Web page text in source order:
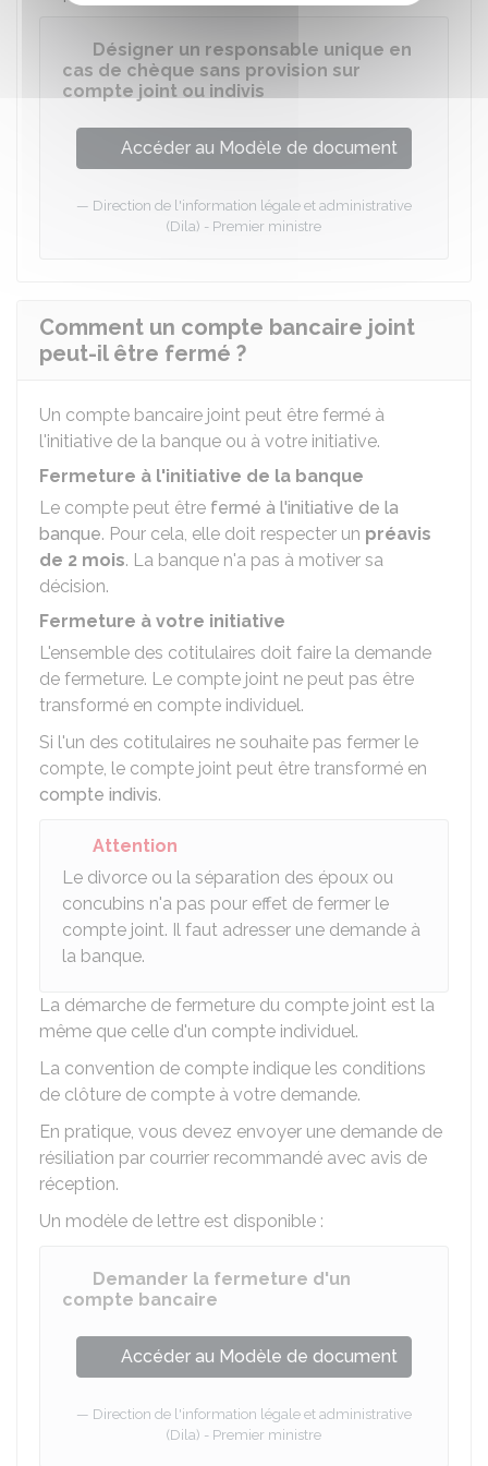
Désigner un responsable unique en
cas de chèque sans provision sur
compte joint ou indivis
Accéder au Modèle de document
Direction de l'information légale et administrative
(Dila) - Premier ministre
Comment un compte bancaire joint
peut-il être fermé ?
Un compte bancaire joint peut être fermé à
l'initiative de la banque ou à votre initiative.
Fermeture à l'initiative de la banque
Le compte peut être fermé à l'initiative de la
banque. Pour cela, elle doit respecter un préavis
de 2 mois. La banque n'a pas à motiver sa
décision.
Fermeture à votre initiative
L'ensemble des cotitulaires doit faire la demande
de fermeture. Le compte joint ne peut pas être
transformé en compte individuel.
Si l'un des cotitulaires ne souhaite pas fermer le
compte, le compte joint peut être transformé en
compte indivis.
Attention
Le divorce ou la séparation des époux ou
concubins n'a pas pour effet de fermer le
compte joint. Il faut adresser une demande à
la banque.
La démarche de fermeture du compte joint est la
même que celle d'un compte individuel.
La convention de compte indique les conditions
de clôture de compte à votre demande.
En pratique, vous devez envoyer une demande de
résiliation par courrier recommandé avec avis de
réception.
Un modèle de lettre est disponible :
Demander la fermeture d'un
compte bancaire
Accéder au Modèle de document
Direction de l'information légale et administrative
(Dila) - Premier ministre